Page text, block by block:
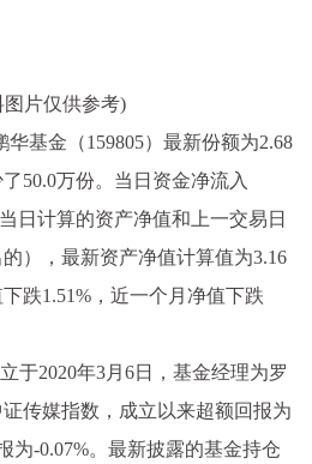
图片仅供参考)
华基金（159805）最新份额为2.68
50.0万份。当日资金净流入
日计算的资产净值和上一交易日
），最新资产净值计算值为3.16
跌1.51%，近一个月净值下跌
于2020年3月6日，基金经理为罗
传媒指数，成立以来超额回报为
为-0.07%。最新披露的基金持仓